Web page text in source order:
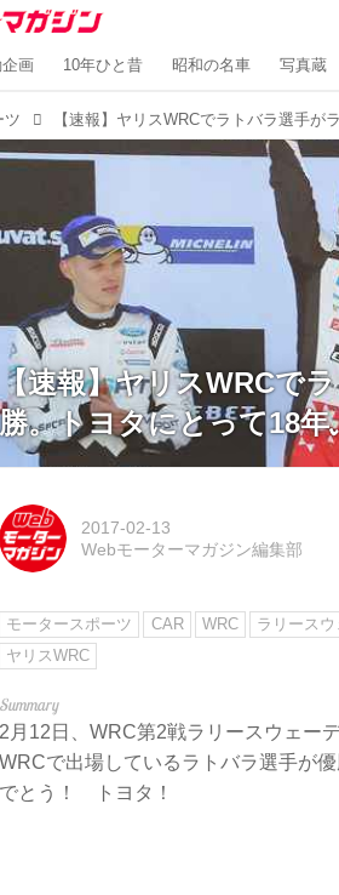
画 10年ひと昔 昭和の名車 写真蔵
ツ
【速報】ヤリスWRCで
勝。トヨタにとって18
2017-02-13
Webモーターマガジン編集部
モータースポーツ CAR WRC ラリース
ヤリスWRC
2月12日、WRC第2戦ラリースウェー
WRCで出場しているラトバラ選手が
でとう！ トヨタ！